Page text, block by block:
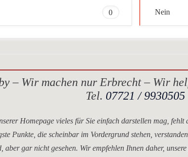
0 Nein
– Wir machen nur Erbrecht – Wir
Tel. 07721 / 9930505
Homepage vieles für Sie einfach darstellen mag,
Punkte, die scheinbar im Vordergrund stehen,
gar nicht gesehen. Wir empfehlen Ihnen daher, unsere